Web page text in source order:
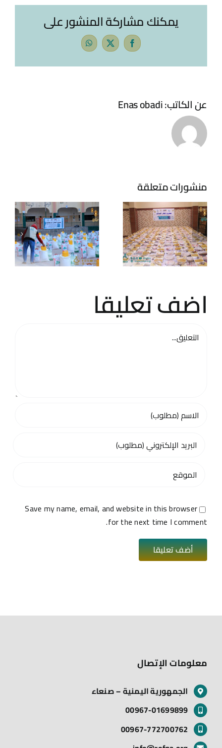
يمكنك مشاركة المنشور على
Facebook
X
WhatsApp
عن الكاتب:Enas obadi
منشورات متعلقة
اضف تعليقا
Save my name, email, and website in this browser
for the next time I comment.
معلومات الإتصال
الجمهورية اليمنية – صنعاء
00967-01699899
00967-772700762